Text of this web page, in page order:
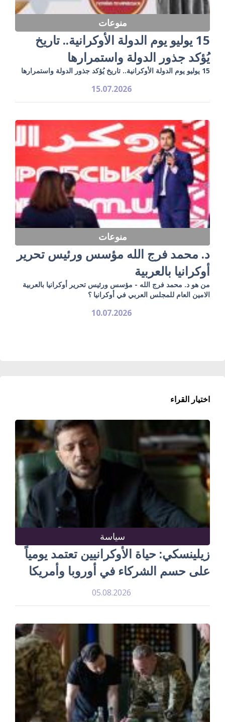
منوعات
15 يوليو يوم الدولة الأوكرانية.. تاريخ
يُؤكد جذور الدولة واستمرارها
15 يوليو يوم الدولة الأوكرانية.. تاريخ يُؤكد جذور الدولة واستمرارها
15.07.2026
منوعات
د. محمد فرج الله مؤسس ورئيس تحرير
أوكرانيا بالعربية
من هو د. محمد فرج الله - مؤسس ورئيس تحرير أوكرانيا بالعربية
الامين العام للمجلس العربي في أوكرانيا ؟
10.07.2026
اختيار القراء
سياسة
زيلينسكي: حياة الأوكرانيين تعتمد يومياً
على حسم الشركاء في أوروبا وأمريكا
05.08.2026